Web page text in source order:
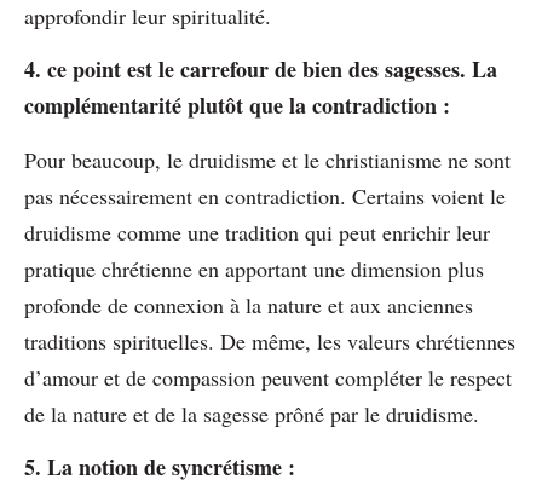
approfondir leur spiritualité.
4. ce point est le carrefour de bien des sagesses. La
complémentarité plutôt que la contradiction :
Pour beaucoup, le druidisme et le christianisme ne sont
pas nécessairement en contradiction. Certains voient le
druidisme comme une tradition qui peut enrichir leur
pratique chrétienne en apportant une dimension plus
profonde de connexion à la nature et aux anciennes
traditions spirituelles. De même, les valeurs chrétiennes
d’amour et de compassion peuvent compléter le respect
de la nature et de la sagesse prôné par le druidisme.
5. La notion de syncrétisme :